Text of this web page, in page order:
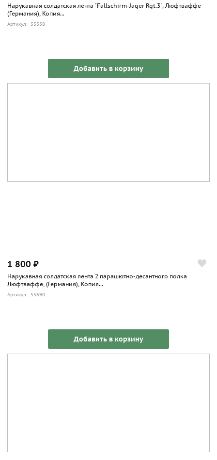
Нарукавная солдатская лента "Fallschirm-Jager Rgt.3", Люфтваффе
(Германия), Копия...
Артикул: 53338
Добавить в корзину
1 800 ₽
Нарукавная солдатская лента 2 парашютно-десантного полка
Люфтваффе, (Германия), Копия...
Артикул: 55690
Добавить в корзину